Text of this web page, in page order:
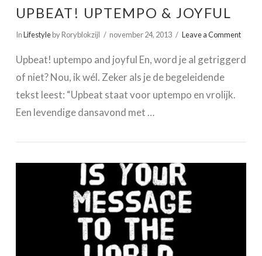
VIEW POST
UPBEAT! UPTEMPO & JOYFUL
InLifestyleby Roryblokzijl november 24, 2013 Leave a Comment
Upbeat! uptempo and joyful En, word je al getriggerd
of niet? Nou, ik wél. Zeker als je de begeleidende
tekst leest: “Upbeat staat voor uptempo en vrolijk.
Een levendige dansavond met …